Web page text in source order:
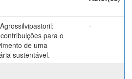
para o
de uma
sustentável.
-